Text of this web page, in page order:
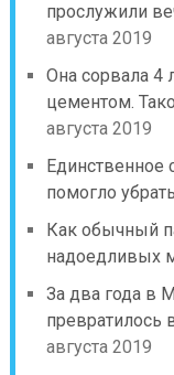
прослужили
августа 2019
Она сорвала 4
цементом.
августа 2019
Единственное
помогло
Как обычный
надоедливых
За два года в
превратилось
августа 2019